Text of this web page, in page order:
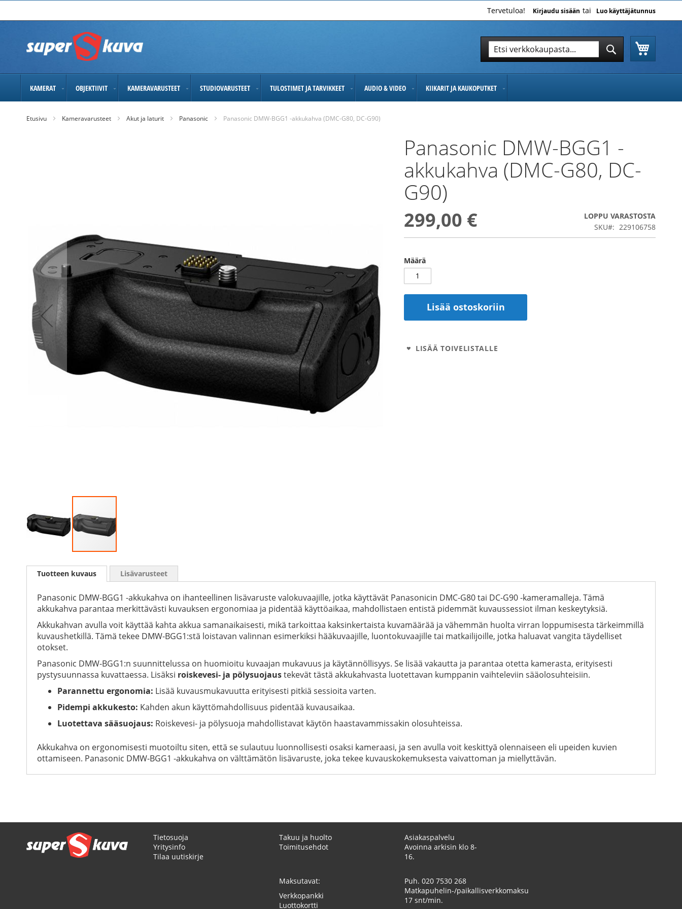
to
Tervetuloa! Kirjaudu sisään Luo käyttäjätunnus
Hae
KAMERAT OBJEKTIIVIT KAMERAVARUSTEET STUDIOVARUSTEET TULOSTIMET JA TARVIKKEET AUDIO & VIDEO KIIKARIT JA KAUKOPUTKET
Etusivu Kameravarusteet Akut ja laturit Panasonic Panasonic DMW-BGG1 -akkukahva (DMC-G80, DC-G90)
Panasonic DMW-BGG1 -
akkukahva (DMC-G80, DC-
G90)
299,00 €
LOPPU VARASTOSTA
SKU
229106758
Määrä
Lisää ostoskoriin
LISÄÄ TOIVELISTALLE
to
images
gallery
Tuotteen kuvaus
Panasonic DMW-BGG1 -akkukahva on ihanteellinen lisävaruste valokuvaajille, jotka käyttävät Panasonicin DMC-G80 tai DC-G90 -kameramalleja. Tämä
akkukahva parantaa merkittävästi kuvauksen ergonomiaa ja pidentää käyttöaikaa, mahdollistaen entistä pidemmät kuvaussessiot ilman keskeytyksiä.
Akkukahvan avulla voit käyttää kahta akkua samanaikaisesti, mikä tarkoittaa kaksinkertaista kuvamäärää ja vähemmän huolta virran loppumisesta tärkeimmillä
kuvaushetkillä. Tämä tekee DMW-BGG1:stä loistavan valinnan esimerkiksi hääkuvaajille, luontokuvaajille tai matkailijoille, jotka haluavat vangita täydelliset
otokset.
Panasonic DMW-BGG1:n suunnittelussa on huomioitu kuvaajan mukavuus ja käytännöllisyys. Se lisää vakautta ja parantaa otetta kamerasta, erityisesti
pystysuunnassa kuvattaessa. Lisäksi roiskevesi- ja pölysuojaustekevät tästä akkukahvasta luotettavan kumppanin vaihteleviin sääolosuhteisiin.
Parannettu ergonomia: Lisää kuvausmukavuutta erityisesti pitkiä sessioita varten.
Pidempi akkukesto: Kahden akun käyttömahdollisuus pidentää kuvausaikaa.
Luotettava sääsuojaus: Roiskevesi- ja pölysuoja mahdollistavat käytön haastavammissakin olosuhteissa.
Akkukahva on ergonomisesti muotoiltu siten, että se sulautuu luonnollisesti osaksi kameraasi, ja sen avulla voit keskittyä olennaiseen eli upeiden kuvien
ottamiseen. Panasonic DMW-BGG1 -akkukahva on välttämätön lisävaruste, joka tekee kuvauskokemuksesta vaivattoman ja miellyttävän.
Lisävarusteet
Tietosuoja
Yritysinfo
Tilaa uutiskirje
Takuu ja huolto
Toimitusehdot
Maksutavat:
Verkkopankki
Luottokortti
Asiakaspalvelu
Avoinna arkisin klo 8-
16.
Puh. 020 7530 268
Matkapuhelin-/paikallisverkkomaksu
17 snt/min.